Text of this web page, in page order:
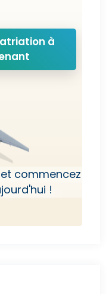
à
commencez
!